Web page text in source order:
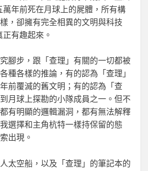
萬年前死在月球上的屍體，所有構
，卻擁有完全相異的文明與科技
有趣起來。
腳步，跟「查理」有關的一切都被
種各樣的推論，有的認為「查理」
前覆滅的舊文明；有的認為「查
月球上探勘的小隊成員之一。但不
有明顯的邏輯漏洞，都有無法解釋
選擇和主角杭特一樣持保留的態
出現。
太空船，以及「查理」的筆記本的